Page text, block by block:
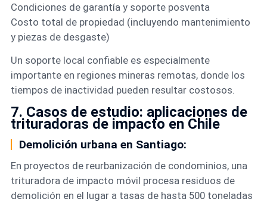
Condiciones de garantía y soporte posventa
Costo total de propiedad (incluyendo mantenimiento
y piezas de desgaste)
Un soporte local confiable es especialmente
importante en regiones mineras remotas, donde los
tiempos de inactividad pueden resultar costosos.
7. Casos de estudio: aplicaciones de
trituradoras de impacto en Chile
Demolición urbana en Santiago:
En proyectos de reurbanización de condominios, una
trituradora de impacto móvil procesa residuos de
demolición en el lugar a tasas de hasta 500 toneladas